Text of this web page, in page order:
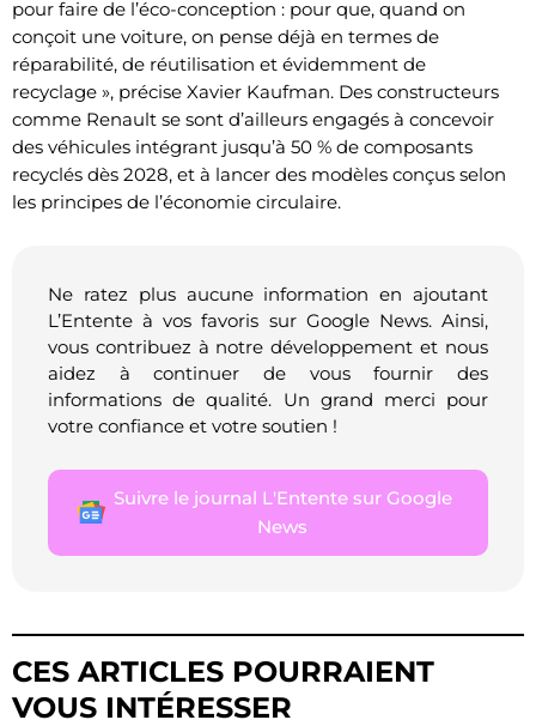
pour faire de l’éco-conception : pour que, quand on
conçoit une voiture, on pense déjà en termes de
réparabilité, de réutilisation et évidemment de
recyclage », précise Xavier Kaufman. Des constructeurs
comme Renault se sont d’ailleurs engagés à concevoir
des véhicules intégrant jusqu’à 50 % de composants
recyclés dès 2028, et à lancer des modèles conçus selon
les principes de l’économie circulaire.
Ne ratez plus aucune information en ajoutant
L’Entente à vos favoris sur Google News. Ainsi,
vous contribuez à notre développement et nous
aidez à continuer de vous fournir des
informations de qualité. Un grand merci pour
votre confiance et votre soutien !
Suivre le journal L'Entente sur Google
News
CES ARTICLES POURRAIENT
VOUS INTÉRESSER